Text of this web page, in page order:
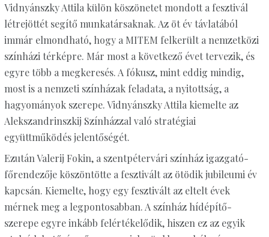
Vidnyánszky Attila külön köszönetet mondott a fesztivál
létrejöttét segítő munkatársaknak. Az öt év távlatából
immár elmondható, hogy a MITEM felkerült a nemzetközi
színházi térképre. Már most a következő évet tervezik, és
egyre több a megkeresés. A fókusz, mint eddig mindig,
most is a nemzeti színházak feladata, a nyitottság, a
hagyományok szerepe. Vidnyánszky Attila kiemelte az
Alekszandrinszkij Színházzal való stratégiai
együttműködés jelentőségét.
Ezután Valerij Fokin, a szentpétervári színház igazgató-
főrendezője köszöntötte a fesztivált az ötödik jubileumi év
kapcsán. Kiemelte, hogy egy fesztivált az eltelt évek
mérnek meg a legpontosabban. A színház hídépítő-
szerepe egyre inkább felértékelődik, hiszen ez az egyik